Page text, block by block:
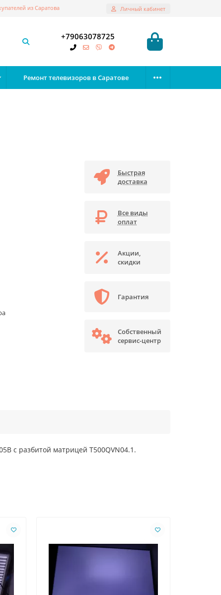
из Саратова Личный кабинет
+79063078725
Ремонт телевизоров в Саратове
Быстрая
доставка
Все виды
оплат
Акции,
скидки
Гарантия
Собственный
сервис-центр
с разбитой матрицей T500QVN04.1.